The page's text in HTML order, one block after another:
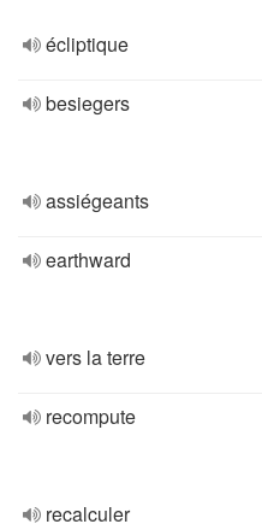
écliptique
besiegers
assiégeants
earthward
vers la terre
recompute
recalculer